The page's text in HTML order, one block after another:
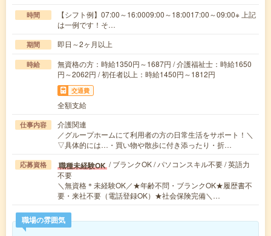
時間
【シフト例】07:00～16:0009:00～18:0017:00～09:00※ 上記
は一例です！そ…
期間 即日～2ヶ月以上
時給
無資格の方：時給1350円～1687円 / 介護福祉士：時給1650
円～2062円 / 初任者以上：時給1450円～1812円
交通費
全額支給
仕事内容
介護関連
／グループホームにて利用者の方の日常生活をサポート！＼
▽具体的には…・買い物や散歩に付き添ったり・折…
応募資格 職種未経験OK / ブランクOK / パソコンスキル不要 / 英語力
不要
＼無資格＊未経験OK／★年齢不問・ブランクOK★履歴書不
要・来社不要（電話登録OK）★社会保険完備＼…
職場の雰囲気